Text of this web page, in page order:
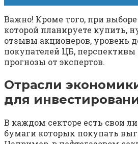
Важно! Кроме того, при
которой планируете купить,
отзывы акционеров, уровень
покупателей ЦБ,
прогнозы от экспертов.
Отрасли
для
В каждом секторе есть свои
бумаги которых покупать